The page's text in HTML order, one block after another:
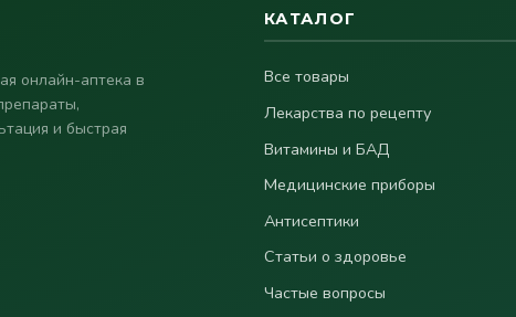
онлайн-аптека в
и быстрая
КАТАЛОГ
Все товары
Лекарства по рецепту
Витамины и БАД
Медицинские приборы
Антисептики
Статьи о здоровье
Частые вопросы